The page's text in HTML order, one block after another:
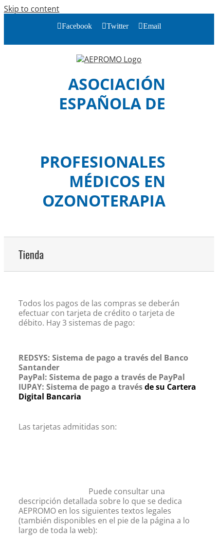
Skip to content
Facebook Twitter Email
ASOCIACIÓN
ESPAÑOLA DE
PROFESIONALES
MÉDICOS EN
OZONOTERAPIA
Tienda
Todos los pagos de las compras se deberán
efectuar con tarjeta de crédito o tarjeta de
débito. Hay 3 sistemas de pago:
REDSYS: Sistema de pago a través del Banco
Santander
PayPal: Sistema de pago a través de PayPal
IUPAY: Sistema de pago a travésde su Cartera
Digital Bancaria
Las tarjetas admitidas son:
Puede consultar una
descripción detallada sobre lo que se dedica
AEPROMO en los siguientes textos legales
(también disponibles en el pie de la página a lo
largo de toda la web):